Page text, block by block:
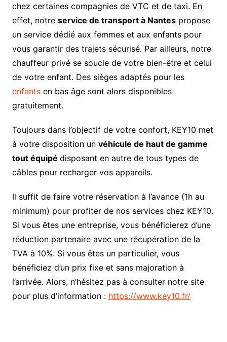
chez certaines compagnies de VTC et de taxi. En
effet, notre service de transport à Nantespropose
un service dédié aux femmes et aux enfants pour
vous garantir des trajets sécurisé. Par ailleurs, notre
chauffeur privé se soucie de votre bien-être et celui
de votre enfant. Des sièges adaptés pour les
enfantsen bas âge sont alors disponibles
gratuitement.
Toujours dans l’objectif de votre confort, KEY10 met
à votre disposition un véhicule de haut de gamme
tout équipé disposant en autre de tous types de
câbles pour recharger vos appareils.
Il suffit de faire votre réservation à l’avance (1h au
minimum) pour profiter de nos services chez KEY10.
Si vous êtes une entreprise, vous bénéficierez d’une
réduction partenaire avec une récupération de la
TVA à 10%. Si vous êtes un particulier, vous
bénéficiez d’un prix fixe et sans majoration à
l’arrivée. Alors, n’hésitez pas à consulter notre site
pour plus d’information : https://www.key10.fr/